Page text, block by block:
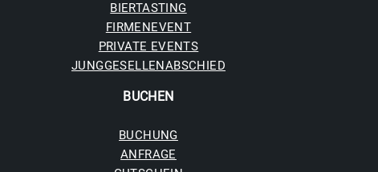
BIERTASTING
FIRMENEVENT
PRIVATE EVENTS
JUNGGESELLENABSCHIED
BUCHEN
BUCHUNG
ANFRAGE